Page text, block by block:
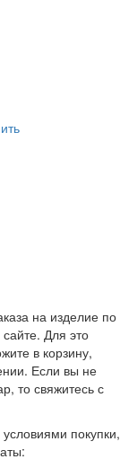
на изделие по
Для это
в корзину,
Если вы не
то свяжитесь с
покупки,